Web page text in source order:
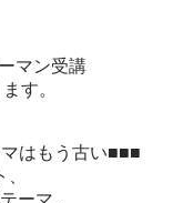
マン受講
す。
はもう古い■■■
ーマ、